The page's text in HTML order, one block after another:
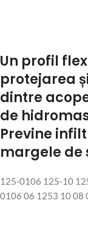
Un profil
protejarea
dintre
de
Previne
margele de
125-0106 125-10
0106 06 1253 10 08